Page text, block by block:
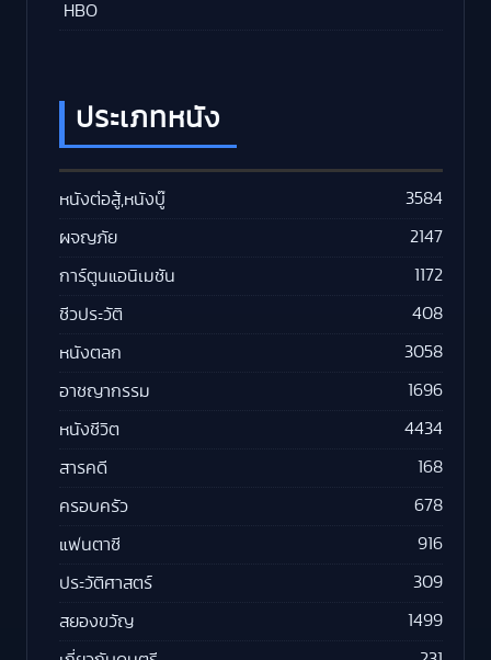
HBO
ประเภทหนัง
หนังต่อสู้,หนังบู๊ 3584
ผจญภัย 2147
การ์ตูนแอนิเมชัน 1172
ชีวประวัติ 408
หนังตลก 3058
อาชญากรรม 1696
หนังชีวิต 4434
สารคดี 168
ครอบครัว 678
แฟนตาซี 916
ประวัติศาสตร์ 309
สยองขวัญ 1499